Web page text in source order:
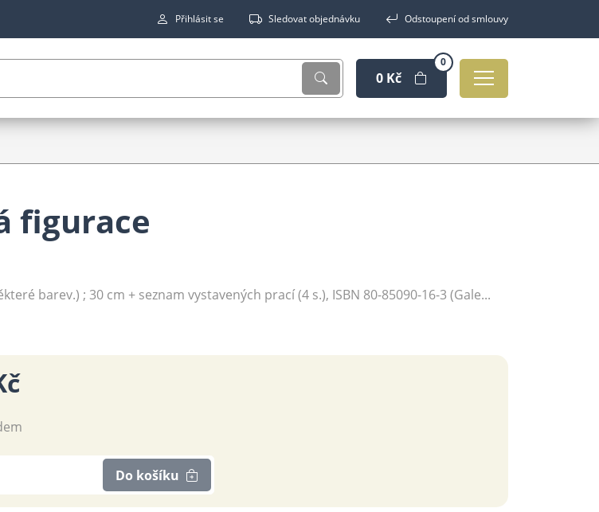
Přihlásit se Sledovat objednávku Odstoupení od smlouvy
0 Kč
0
figurace
barev.) ; 30 cm + seznam vystavených prací (4 s.), ISBN 80-85090-16-3 (Gale...
Do košíku